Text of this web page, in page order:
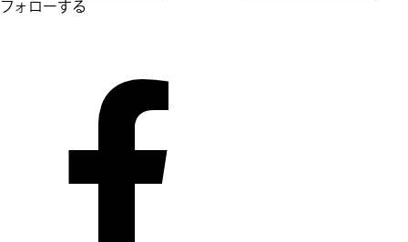
フォローする